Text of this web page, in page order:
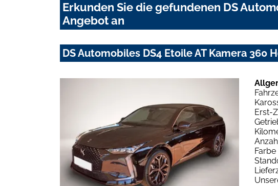
Erkunden Sie die gefundenen DS
Angebot an
DS Automobiles DS4 Etoile AT Kamera 360
Erst-
Farbe